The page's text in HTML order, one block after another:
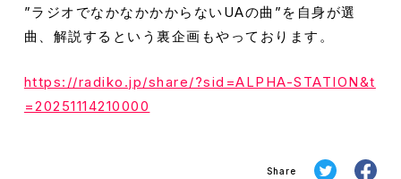
”ラジオでなかなかかからないUAの曲”を自身が選
曲、解説するという裏企画もやっております。
https://radiko.jp/share/?sid=ALPHA-STATION&t
=20251114210000
Share